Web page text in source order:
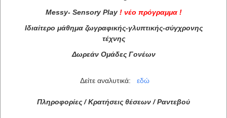
Messy- Sensory Play ! νέο πρόγραμμα !
Ιδιαίτερο μάθημα ζωγραφικής-γλυπτικής-σύγχρονης
τέχνης
Δωρεάν Ομάδες Γονέων
Δείτε αναλυτικά: εδώ
Πληροφορίες / Κρατήσεις θέσεων / Ραντεβού